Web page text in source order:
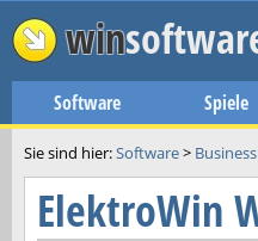
win
Software Spiele
Sie sind hier:Software>
ElektroWin